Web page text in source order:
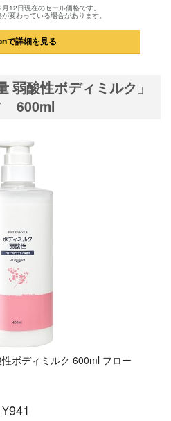
12日現在のセール価格です。
変わっている場合があります。
で詳細を見る
弱酸性ボディミルク」
600ml
ボディミルク 600ml フロー
¥941